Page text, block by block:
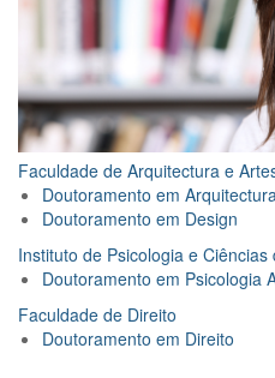
Faculdade de Arquitectura e
Doutoramento em Arquitectura
Doutoramento em Design
Instituto de Psicologia e Ciências
Doutoramento em Psicologia
Faculdade de Direito
Doutoramento em Direito